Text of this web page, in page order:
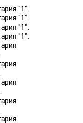
"1".
"1".
"1".
"1".